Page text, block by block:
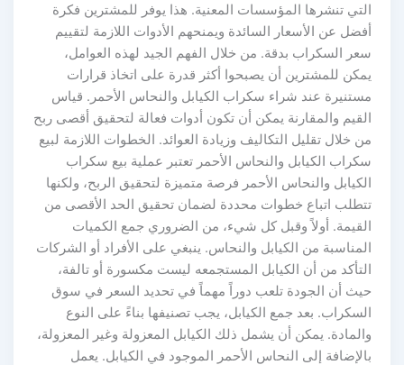
التي تنشرها المؤسسات المعنية. هذا يوفر للمشترين فكرة
أفضل عن الأسعار السائدة ويمنحهم الأدوات اللازمة لتقييم
سعر السكراب بدقة. من خلال الفهم الجيد لهذه العوامل،
يمكن للمشترين أن يصبحوا أكثر قدرة على اتخاذ قرارات
مستنيرة عند شراء سكراب الكيابل والنحاس الأحمر. قياس
القيم والمقارنة يمكن أن تكون أدوات فعالة لتحقيق أقصى ربح
من خلال تقليل التكاليف وزيادة العوائد. الخطوات اللازمة لبيع
سكراب الكيابل والنحاس الأحمر تعتبر عملية بيع سكراب
الكيابل والنحاس الأحمر فرصة متميزة لتحقيق الربح، ولكنها
تتطلب اتباع خطوات محددة لضمان تحقيق الحد الأقصى من
القيمة. أولاً وقبل كل شيء، من الضروري جمع الكميات
المناسبة من الكيابل والنحاس. ينبغي على الأفراد أو الشركات
التأكد من أن الكيابل المستجمعه ليست مكسورة أو تالفة،
حيث أن الجودة تلعب دوراً مهماً في تحديد السعر في سوق
السكراب. بعد جمع الكيابل، يجب تصنيفها بناءً على النوع
والمادة. يمكن أن يشمل ذلك الكيابل المعزولة وغير المعزولة،
بالإضافة إلى النحاس الأحمر الموجود في الكيابل. يعمل